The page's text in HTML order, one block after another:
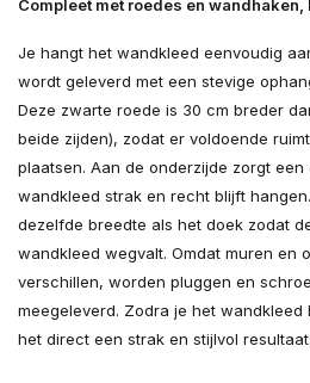
Compleet met roedes en wandhaken,
Je hangt het wandkleed eenvoudig
wordt geleverd met een stevige
Deze zwarte roede is 30 cm breder
beide zijden), zodat er voldoende
plaatsen. Aan de onderzijde zorgt
wandkleed strak en recht blijft
dezelfde breedte als het doek zodat
wandkleed wegvalt. Omdat muren en
verschillen, worden pluggen en
meegeleverd. Zodra je het
het direct een strak en stijlvol resultaat.